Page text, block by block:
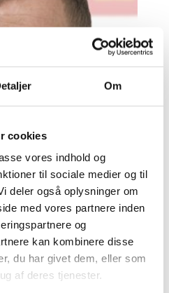
Om
cookies
vores indhold og
til sociale medier og til
deler også oplysninger om
med vores partnere inden
og
kan kombinere disse
du har givet dem, eller som
af deres tjenester.